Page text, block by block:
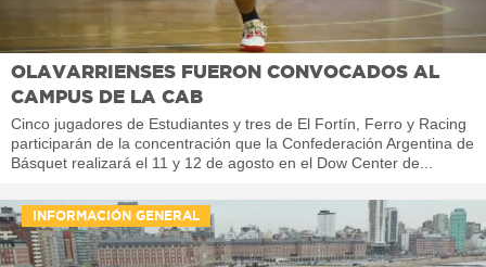
OLAVARRIENSES FUERON CONVOCADOS AL
CAMPUS DE LA CAB
Cinco jugadores de Estudiantes y tres de El Fortín, Ferro y Racing
participarán de la concentración que la Confederación Argentina de
Básquet realizará el 11 y 12 de agosto en el Dow Center de...
INFORMACIÓN GENERAL